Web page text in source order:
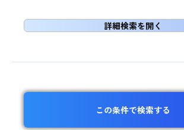
詳細検索を開く
この条件で検索する